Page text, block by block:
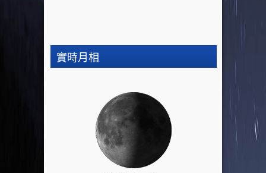
實時月相